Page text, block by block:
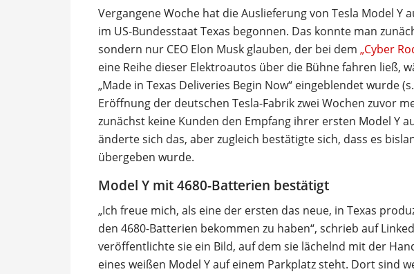
Vergangene Woche hat die Auslieferung von Tesla Model Y
im US-Bundesstaat Texas begonnen. Das konnte man
sondern nur CEO Elon Musk glauben, der bei dem „Cyber
eine Reihe dieser Elektroautos über die Bühne fahren ließ,
„Made in Texas Deliveries Begin Now“ eingeblendet wurde
Eröffnung der deutschen Tesla-Fabrik zwei Wochen zuvor
zunächst keine Kunden den Empfang ihrer ersten Model Y
änderte sich das, aber zugleich bestätigte sich, dass es
übergeben wurde.
Model Y mit 4680-Batterien bestätigt
„Ich freue mich, als eine der ersten das neue, in Texas
den 4680-Batterien bekommen zu haben“, schrieb auf
veröffentlichte sie ein Bild, auf dem sie lächelnd mit der
eines weißen Model Y auf einem Parkplatz steht. Dort sind